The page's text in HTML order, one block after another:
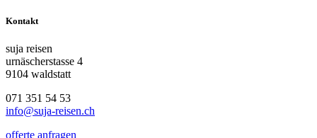
Kontakt
suja reisen
urnäscherstasse 4
9104 waldstatt
071 351 54 53
info@suja-reisen.ch
offerte anfragen